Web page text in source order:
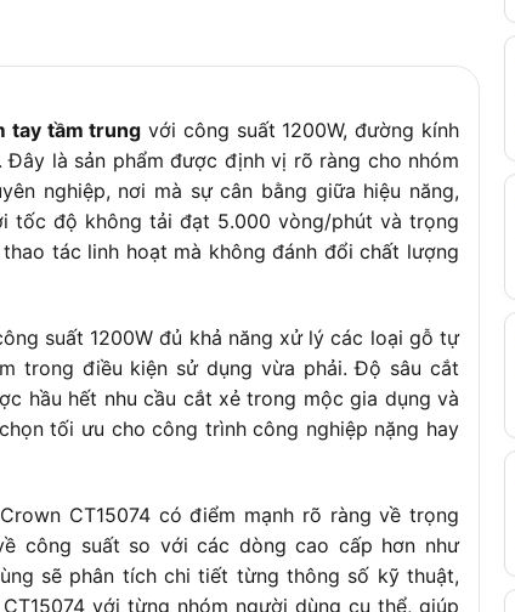
tay tầm trung với công suất 1200W, đường kính
là sản phẩm được định vị rõ ràng cho nhóm
nghiệp, nơi mà sự cân bằng giữa hiệu năng,
tốc độ không tải đạt 5.000 vòng/phút và trọng
tác linh hoạt mà không đánh đổi chất lượng
suất 1200W đủ khả năng xử lý các loại gỗ tự
trong điều kiện sử dụng vừa phải. Độ sâu cắt
hầu hết nhu cầu cắt xẻ trong mộc gia dụng và
tối ưu cho công trình công nghiệp nặng hay
CT15074 có điểm mạnh rõ ràng về trọng
công suất so với các dòng cao cấp hơn như
sẽ phân tích chi tiết từng thông số kỹ thuật,
với từng nhóm người dùng cụ thể, giúp